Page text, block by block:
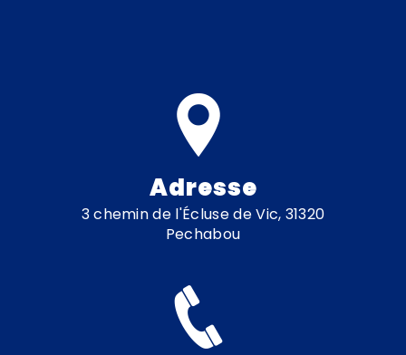
Adresse
3 chemin de l'Écluse de Vic, 31320
Pechabou